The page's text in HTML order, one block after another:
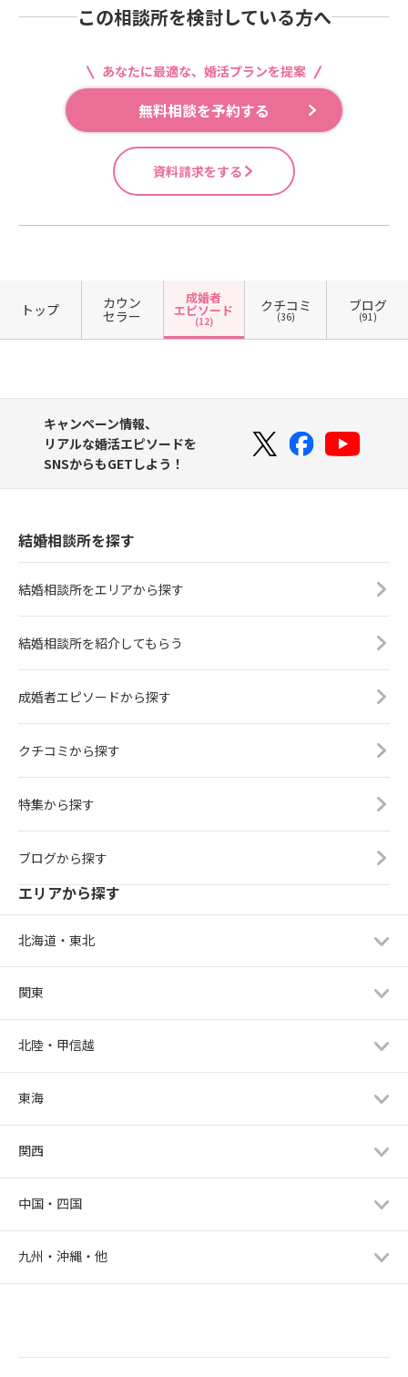
この相談所を検討している方へ
あなたに最適な、婚活プランを提案
無料相談を予約する
資料請求をする
トップ カウン
セラー
成婚者
エピソード
(12)
クチコミ
(36)
ブログ
(91)
キャンペーン情報、
リアルな婚活エピソードを
SNSからもGETしよう！
結婚相談所を探す
結婚相談所をエリアから探す
結婚相談所を紹介してもらう
成婚者エピソードから探す
クチコミから探す
特集から探す
ブログから探す
エリアから探す
北海道・東北
関東
北陸・甲信越
東海
関西
中国・四国
九州・沖縄・他